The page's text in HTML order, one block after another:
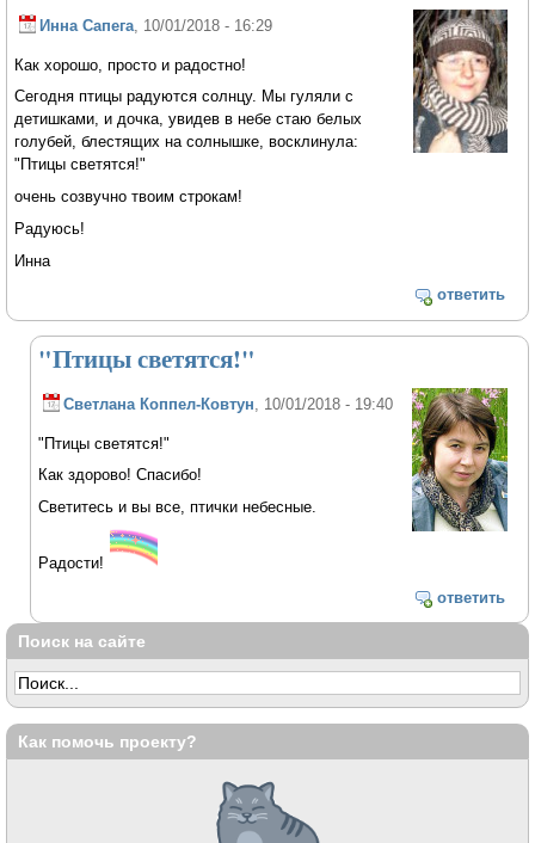
Инна Сапега , 10/01/2018 - 16:29
Как хорошо, просто и радостно!
Сегодня птицы радуются солнцу. Мы гуляли с
детишками, и дочка, увидев в небе стаю белых
голубей, блестящих на солнышке, восклинула:
"Птицы светятся!"
очень созвучно твоим строкам!
Радуюсь!
Инна
ответить
"Птицы светятся!"
Светлана Коппел-Ковтун , 10/01/2018 - 19:40
"Птицы светятся!"
Как здорово! Спасибо!
Светитесь и вы все, птички небесные.
Радости!
ответить
Поиск на сайте
Как помочь проекту?